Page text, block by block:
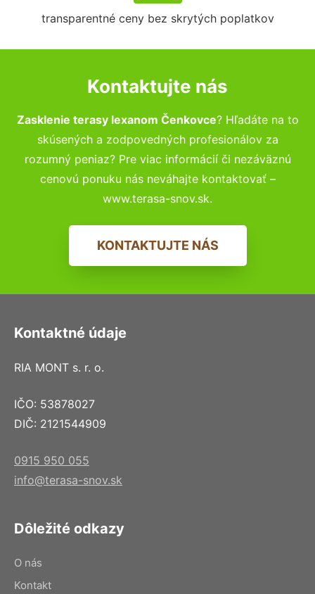
transparentné ceny bez skrytých poplatkov
Kontaktujte nás
Zasklenie terasy lexanom Čenkovce? Hľadáte na to
skúsených a zodpovedných profesionálov za
rozumný peniaz? Pre viac informácií či nezáväznú
cenovú ponuku nás neváhajte kontaktovať –
www.terasa-snov.sk.
KONTAKTUJTE NÁS
Kontaktné údaje
RIA MONT s. r. o.
IČO: 53878027
DIČ: 2121544909
0915 950 055
info@terasa-snov.sk
Dôležité odkazy
O nás
Kontakt